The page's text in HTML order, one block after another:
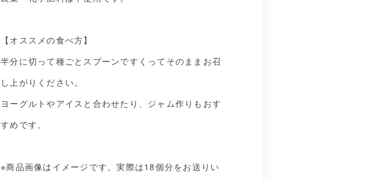
【オススメの食べ方】
半分に切って種ごとスプーンですくってそのままお召
し上がりください。
ヨーグルトやアイスと合わせたり、ジャム作りもおす
すめです。
※商品画像はイメージです。実際は18個分をお送りい